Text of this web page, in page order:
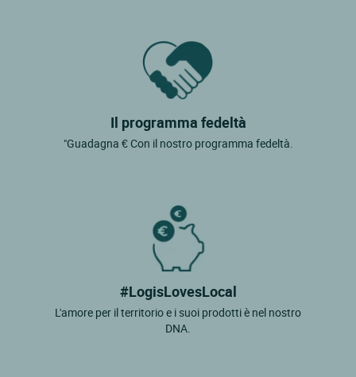
Il programma fedeltà
"Guadagna € Con il nostro programma fedeltà.
#LogisLovesLocal
L'amore per il territorio e i suoi prodotti è nel nostro
DNA.